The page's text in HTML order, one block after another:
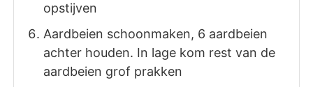
opstijven
Aardbeien schoonmaken, 6 aardbeien
achter houden. In lage kom rest van de
aardbeien grof prakken